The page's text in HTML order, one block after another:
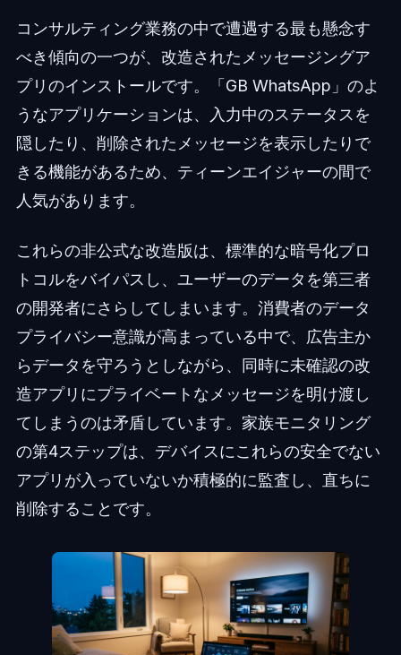
コンサルティング業務の中で遭遇する最も懸念す
べき傾向の一つが、改造されたメッセージングア
プリのインストールです。「GB WhatsApp」のよ
うなアプリケーションは、入力中のステータスを
隠したり、削除されたメッセージを表示したりで
きる機能があるため、ティーンエイジャーの間で
人気があります。
これらの非公式な改造版は、標準的な暗号化プロ
トコルをバイパスし、ユーザーのデータを第三者
の開発者にさらしてしまいます。消費者のデータ
プライバシー意識が高まっている中で、広告主か
らデータを守ろうとしながら、同時に未確認の改
造アプリにプライベートなメッセージを明け渡し
てしまうのは矛盾しています。家族モニタリング
の第4ステップは、デバイスにこれらの安全でない
アプリが入っていないか積極的に監査し、直ちに
削除することです。